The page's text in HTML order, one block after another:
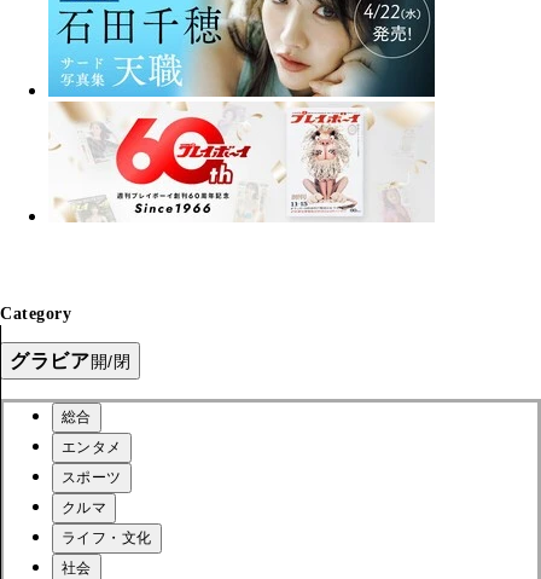
Category
グラビア開/閉
総合
エンタメ
スポーツ
クルマ
ライフ・文化
社会